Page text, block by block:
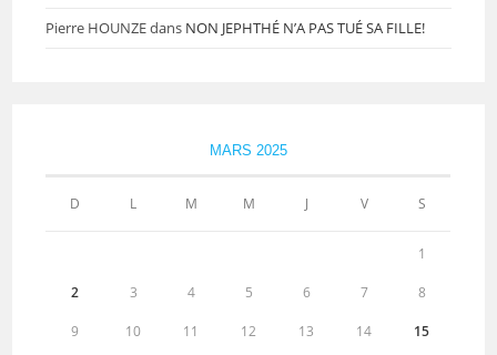
Pierre HOUNZEdans NON JEPHTHÉ N’A PAS TUÉ SA FILLE!
MARS 2025
D L M M J V S
1
2 3 4 5 6 7 8
9 10 11 12 13 14 15